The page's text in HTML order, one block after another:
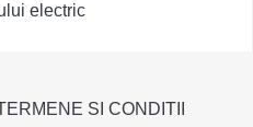
electric
SI CONDITII